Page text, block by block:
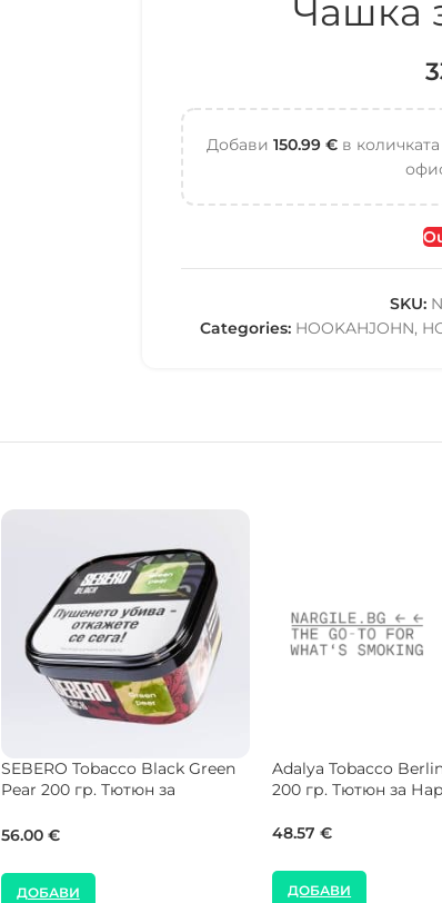
Чашка
Добави 150.99 €в
SKU:
Categories: HOOKAHJOHN,
BONCHE Tobacco Strawberry
120 гр. Тютюн за Наргиле
77.00 €
ДОБАВИ
Holster Tobacco
гр. Тютюн за
55.00 €
ДОБАВИ